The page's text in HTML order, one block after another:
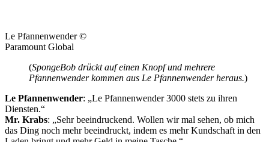
Le Pfannenwender ©
Paramount Global
(SpongeBob drückt auf einen Knopf und mehrere
Pfannenwender kommen aus Le Pfannenwender heraus.)
Le Pfannenwender: „Le Pfannenwender 3000 stets zu ihren
Diensten.“
Mr. Krabs: „Sehr beeindruckend. Wollen wir mal sehen, ob mich
das Ding noch mehr beeindruckt, indem es mehr Kundschaft in den